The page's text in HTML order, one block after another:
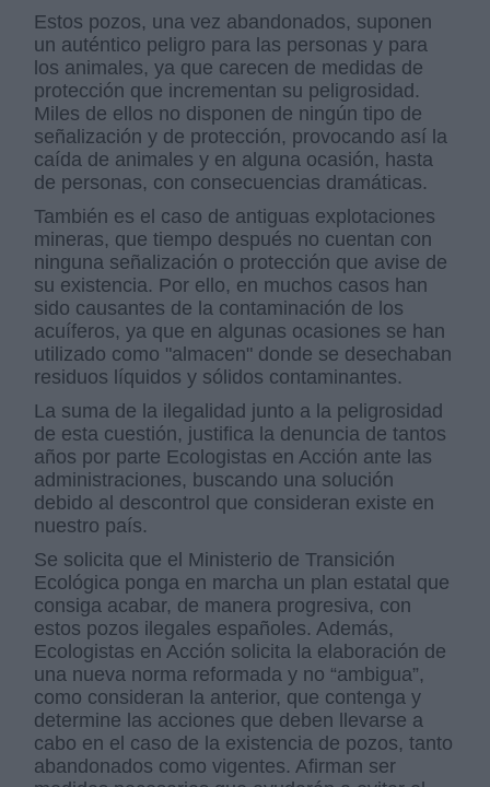
Estos pozos, una vez abandonados, suponen
un auténtico peligro para las personas y para
los animales, ya que carecen de medidas de
protección que incrementan su peligrosidad.
Miles de ellos no disponen de ningún tipo de
señalización y de protección, provocando así la
caída de animales y en alguna ocasión, hasta
de personas, con consecuencias dramáticas.
También es el caso de antiguas explotaciones
mineras, que tiempo después no cuentan con
ninguna señalización o protección que avise de
su existencia. Por ello, en muchos casos han
sido causantes de la contaminación de los
acuíferos, ya que en algunas ocasiones se han
utilizado como "almacen" donde se desechaban
residuos líquidos y sólidos contaminantes.
La suma de la ilegalidad junto a la peligrosidad
de esta cuestión, justifica la denuncia de tantos
años por parte Ecologistas en Acción ante las
administraciones, buscando una solución
debido al descontrol que consideran existe en
nuestro país.
Se solicita que el Ministerio de Transición
Ecológica ponga en marcha un plan estatal que
consiga acabar, de manera progresiva, con
estos pozos ilegales españoles. Además,
Ecologistas en Acción solicita la elaboración de
una nueva norma reformada y no “ambigua”,
como consideran la anterior, que contenga y
determine las acciones que deben llevarse a
cabo en el caso de la existencia de pozos, tanto
abandonados como vigentes. Afirman ser